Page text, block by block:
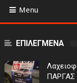
Menu
ΕΠΙΛΕΓΜΕΝΑ
ΠΑΡΓΑΣ